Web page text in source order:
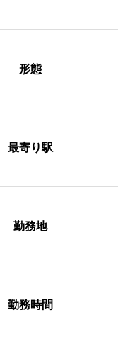
形態
最寄り駅
勤務地
勤務時間